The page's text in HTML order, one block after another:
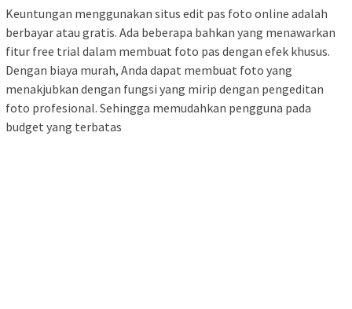
Keuntungan menggunakan situs edit pas foto online adalah
berbayar atau gratis. Ada beberapa bahkan yang menawarkan
fitur free trial dalam membuat foto pas dengan efek khusus.
Dengan biaya murah, Anda dapat membuat foto yang
menakjubkan dengan fungsi yang mirip dengan pengeditan
foto profesional. Sehingga memudahkan pengguna pada
budget yang terbatas